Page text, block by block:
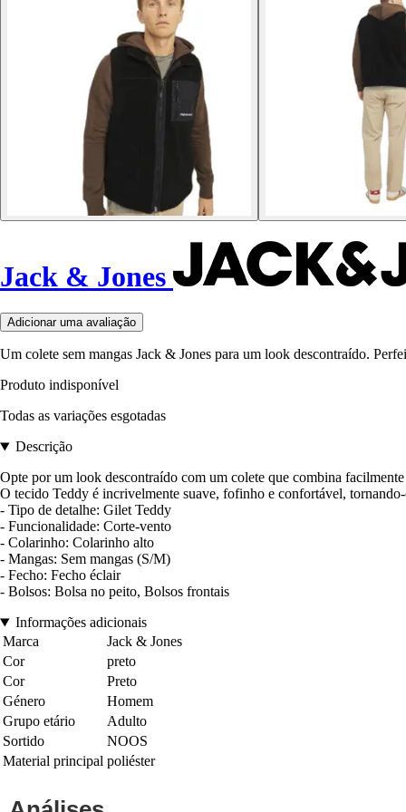
Jack & Jones
Adicionar uma avaliação
Um colete sem mangas Jack & Jones para um look descontraído.
Produto indisponível
Todas as variações esgotadas
Descrição
Opte por um look descontraído com um colete que combina
O tecido Teddy é incrivelmente suave, fofinho e confortável,
- Tipo de detalhe: Gilet Teddy
- Funcionalidade: Corte-vento
- Colarinho: Colarinho alto
- Mangas: Sem mangas (S/M)
- Fecho: Fecho éclair
- Bolsos: Bolsa no peito, Bolsos frontais
Informações adicionais
Marca
Jack & Jones
Cor
preto
Cor
Preto
Género
Homem
Grupo etário
Adulto
Sortido
NOOS
Material principal poliéster